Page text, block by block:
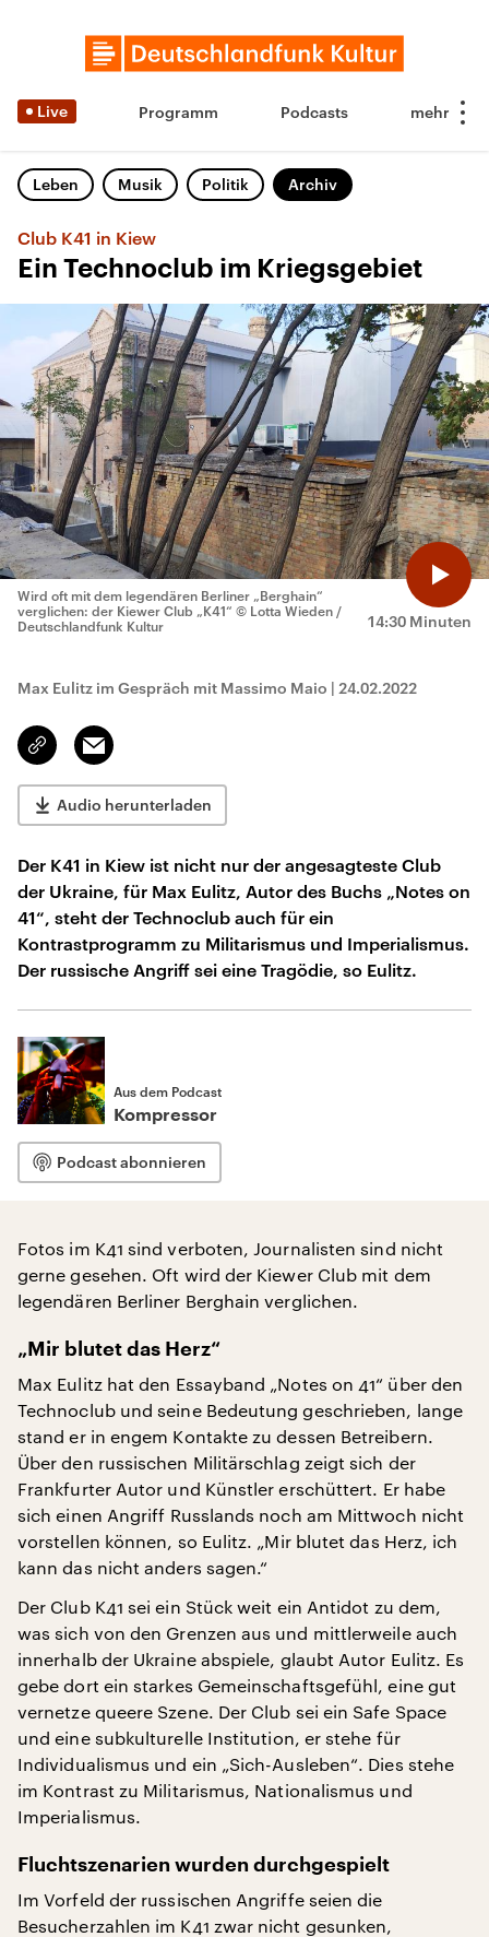
Live Programm Podcasts
Leben Musik Politik Archiv
Club K41 in Kiew
Ein Technoclub im Kriegsgebiet
14:30 Minuten
Wird oft mit dem legendären Berliner „Berghain“
verglichen: der Kiewer Club „K41“ © Lotta Wieden /
Deutschlandfunk Kultur
Max Eulitz im Gespräch mit Massimo Maio | 24.02.2022
Link
kopieren/teilen
Email
Audio herunterladen
Der K41 in Kiew ist nicht nur der angesagteste Club
der Ukraine, für Max Eulitz, Autor des Buchs „Notes on
41“, steht der Technoclub auch für ein
Kontrastprogramm zu Militarismus und Imperialismus.
Der russische Angriff sei eine Tragödie, so Eulitz.
Aus dem Podcast
Kompressor
Podcast abonnieren
Fotos im K41 sind verboten, Journalisten sind nicht
gerne gesehen. Oft wird der Kiewer Club mit dem
legendären Berliner Berghain verglichen.
„Mir blutet das Herz“
Max Eulitz hat den Essayband „Notes on 41“ über den
Technoclub und seine Bedeutung geschrieben, lange
stand er in engem Kontakte zu dessen Betreibern.
Über den russischen Militärschlag zeigt sich der
Frankfurter Autor und Künstler erschüttert. Er habe
sich einen Angriff Russlands noch am Mittwoch nicht
vorstellen können, so Eulitz. „Mir blutet das Herz, ich
kann das nicht anders sagen.“
Der Club K41 sei ein Stück weit ein Antidot zu dem,
was sich von den Grenzen aus und mittlerweile auch
innerhalb der Ukraine abspiele, glaubt Autor Eulitz. Es
gebe dort ein starkes Gemeinschaftsgefühl, eine gut
vernetze queere Szene. Der Club sei ein Safe Space
und eine subkulturelle Institution, er stehe für
Individualismus und ein „Sich-Ausleben“. Dies stehe
im Kontrast zu Militarismus, Nationalismus und
Imperialismus.
Fluchtszenarien wurden durchgespielt
Im Vorfeld der russischen Angriffe seien die
Besucherzahlen im K41 zwar nicht gesunken,